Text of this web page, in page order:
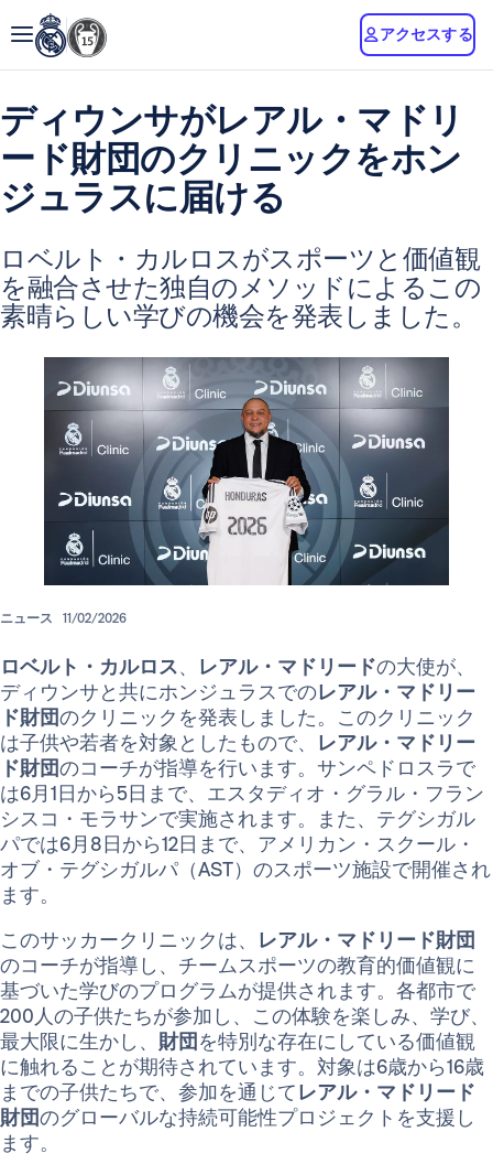
アクセスする
ディウンサがレアル・マドリ
ード財団のクリニックをホン
ジュラスに届ける
ロベルト・カルロスがスポーツと価値観
を融合させた独自のメソッドによるこの
素晴らしい学びの機会を発表しました。
ニュース 11/02/2026
ロベルト・カルロス、 レアル・マドリードの大使が、
ディウンサと共にホンジュラスでのレアル・マドリー
ド財団のクリニックを発表しました。このクリニック
は子供や若者を対象としたもので、 レアル・マドリー
ド財団のコーチが指導を行います。サンペドロスラで
は6月1日から5日まで、エスタディオ・グラル・フラン
シスコ・モラサンで実施されます。また、テグシガル
パでは6月8日から12日まで、アメリカン・スクール・
オブ・テグシガルパ（AST）のスポーツ施設で開催され
ます。
このサッカークリニックは、 レアル・マドリード財団
のコーチが指導し、チームスポーツの教育的価値観に
基づいた学びのプログラムが提供されます。各都市で
200人の子供たちが参加し、この体験を楽しみ、学び、
最大限に生かし、 財団 を特別な存在にしている価値観
に触れることが期待されています。対象は6歳から16歳
までの子供たちで、参加を通じてレアル・マドリード
財団のグローバルな持続可能性プロジェクトを支援し
ます。